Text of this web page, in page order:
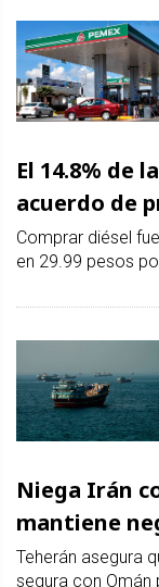
El 14.8% de
acuerdo de
Comprar diésel
en 29.99 pesos
Niega Irán
mantiene
Teherán asegura
segura con